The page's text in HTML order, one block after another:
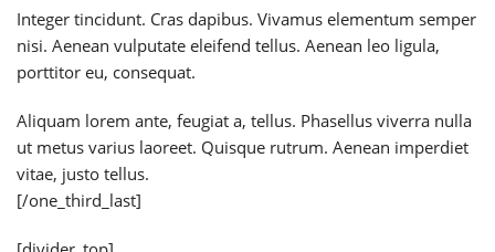
Integer tincidunt. Cras dapibus. Vivamus elementum semper
nisi. Aenean vulputate eleifend tellus. Aenean leo ligula,
porttitor eu, consequat.
Aliquam lorem ante, feugiat a, tellus. Phasellus viverra nulla
ut metus varius laoreet. Quisque rutrum. Aenean imperdiet
vitae, justo tellus.
[/one_third_last]